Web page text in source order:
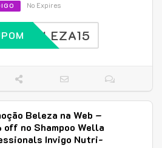
No Expires
BELEZA15
Beleza na Web –
off no Shampoo Wella
Invigo Nutri-